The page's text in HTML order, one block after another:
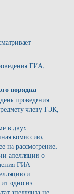
ГИА,
порядка
проведения
члену ГЭК,
в двух
комиссию,
на рассмотрение,
апелляции о
ГИА
и
одно из
апеллянта не